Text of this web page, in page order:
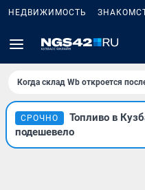
НЕДВИЖИМОСТЬ
Когда склад Wb откроется
СРОЧНО
Топливо в
подешевело